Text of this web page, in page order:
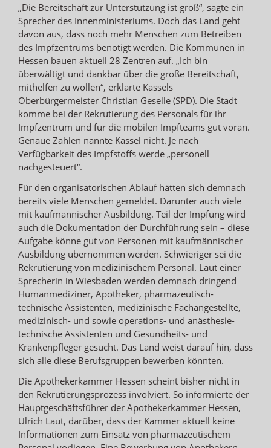
„Die Bereitschaft zur Unterstützung ist groß“, sagte ein
Sprecher des Innenministeriums. Doch das Land geht
davon aus, dass noch mehr Menschen zum Betreiben
des Impfzentrums benötigt werden. Die Kommunen in
Hessen bauen aktuell 28 Zentren auf. „Ich bin
überwältigt und dankbar über die große Bereitschaft,
mithelfen zu wollen“, erklärte Kassels
Oberbürgermeister Christian Geselle (SPD). Die Stadt
komme bei der Rekrutierung des Personals für ihr
Impfzentrum und für die mobilen Impfteams gut voran.
Genaue Zahlen nannte Kassel nicht. Je nach
Verfügbarkeit des Impfstoffs werde „personell
nachgesteuert“.
Für den organisatorischen Ablauf hätten sich demnach
bereits viele Menschen gemeldet. Darunter auch viele
mit kaufmännischer Ausbildung. Teil der Impfung wird
auch die Dokumentation der Durchführung sein – diese
Aufgabe könne gut von Personen mit kaufmännischer
Ausbildung übernommen werden. Schwieriger sei die
Rekrutierung von medizinischem Personal. Laut einer
Sprecherin in Wiesbaden werden demnach dringend
Humanmediziner, Apotheker, pharmazeutisch-
technische Assistenten, medizinische Fachangestellte,
medizinisch- und sowie operations- und anästhesie-
technische Assistenten und Gesundheits- und
Krankenpfleger gesucht. Das Land weist darauf hin, dass
sich alle diese Berufsgruppen bewerben könnten.
Die Apothekerkammer Hessen scheint bisher nicht in
den Rekrutierungsprozess involviert. So informierte der
Hauptgeschäftsführer der Apothekerkammer Hessen,
Ulrich Laut, darüber, dass der Kammer aktuell keine
Informationen zum Einsatz von pharmazeutischem